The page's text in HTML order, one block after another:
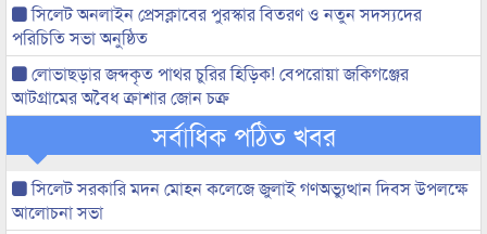
সিলেট অনলাইন প্রেসক্লাবের পুরস্কার বিতরণ ও নতুন সদস্যদের
পরিচিতি সভা অনুষ্ঠিত
লোভাছড়ার জব্দকৃত পাথর চুরির হিড়িক! বেপরোয়া জকিগঞ্জের
আটগ্রামের অবৈধ ক্রাশার জোন চক্র
সর্বাধিক পঠিত খবর
সিলেট সরকারি মদন মোহন কলেজে জুলাই গণঅভ্যুত্থান দিবস উপলক্ষে
আলোচনা সভা